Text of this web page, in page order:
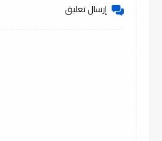
إرسال تعليق